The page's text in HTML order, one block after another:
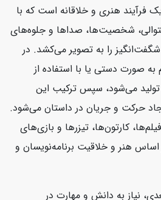
هنری و خلاقانه است که با
شخصیت‌ها، صداها و جلوه‌های
را به تصویر می‌کشد. در
صورت دستی یا با استفاده از
می‌شود، سپس ترکیب این
حرکت و جریان در داستان می‌شود.
کارتون‌ها، تیزرها و بازی‌های
هنر و خلاقیت برنامه‌نویسان و
نیاز به دانش و مهارت در